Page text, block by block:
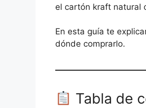
el cartón kraft natural
En esta guía te
dónde comprarlo.
Tabla de